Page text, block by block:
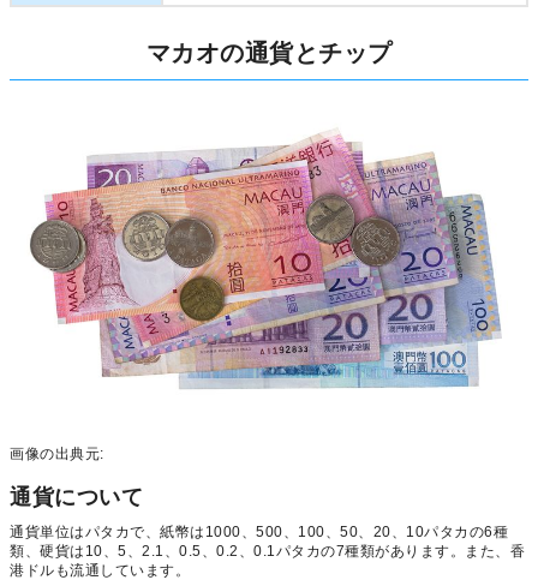
マカオの通貨とチップ
画像の出典元:
通貨について
通貨単位はパタカで、紙幣は1000、500、100、50、20、10パタカの6種
類、硬貨は10、5、2.1、0.5、0.2、0.1パタカの7種類があります。また、香
港ドルも流通しています。